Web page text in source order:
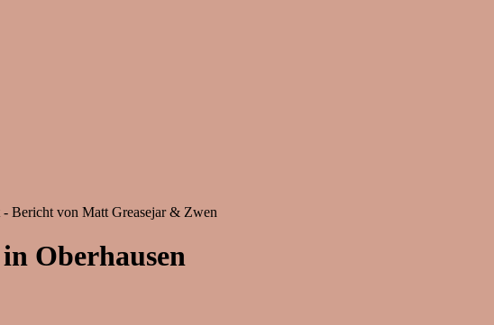
Bericht von Matt Greasejar & Zwen
Oberhausen